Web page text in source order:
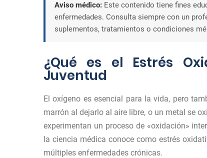
Aviso médico: Este contenido tiene fines
enfermedades. Consulta siempre con un
suplementos, tratamientos o condiciones
¿Qué es el Estrés
Juventud
El oxígeno es esencial para la vida, pero
marrón al dejarlo al aire libre, o un metal se
experimentan un proceso de «oxidación»
la ciencia médica conoce como estrés
múltiples enfermedades crónicas.